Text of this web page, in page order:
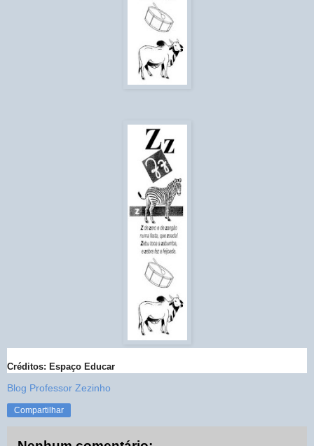
Créditos: Espaço Educar
Blog Professor Zezinho
Compartilhar